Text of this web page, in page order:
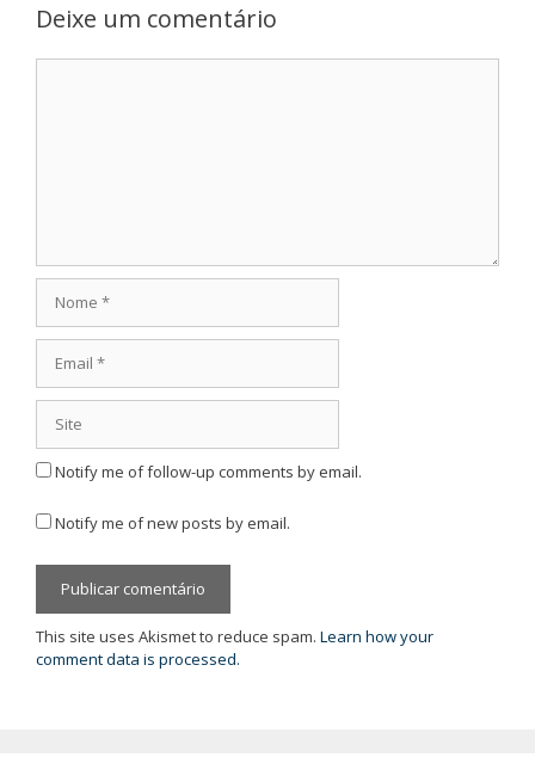
Deixe um comentário
Notify me of follow-up comments by email.
Notify me of new posts by email.
This site uses Akismet to reduce spam. Learn how your
comment data is processed.